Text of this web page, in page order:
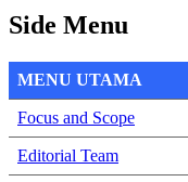
Side Menu
MENU UTAMA
Focus and Scope
Editorial Team